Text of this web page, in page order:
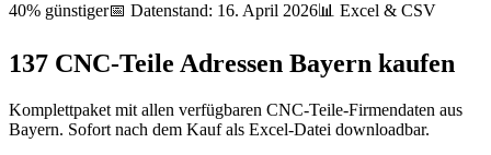
40% günstiger📅 Datenstand: 16. April 2026📊 Excel & CSV
137 CNC-Teile Adressen Bayern kaufen
Komplettpaket mit allen verfügbaren CNC-Teile-Firmendaten aus
Bayern. Sofort nach dem Kauf als Excel-Datei downloadbar.